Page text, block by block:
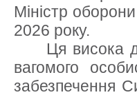
Міністр
2026 року.
Ця висока
вагомого
забезпечення